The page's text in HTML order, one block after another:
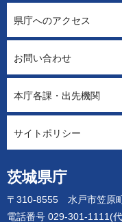
茨城県庁
〒310-8555 水戸市笠原
電話番号 029-301-1111(
県庁へのアクセス
お問い合わせ
本庁各課・出先機関
サイトポリシー